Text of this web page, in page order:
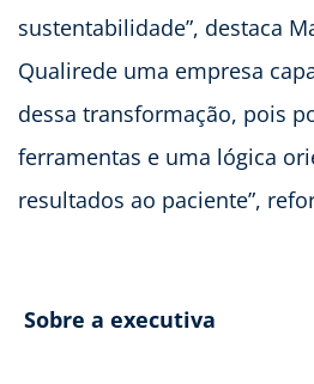
sustentabilidade”, destaca
Qualirede uma empresa
dessa transformação, pois
ferramentas e uma lógica
resultados ao paciente”,
Sobre a executiva